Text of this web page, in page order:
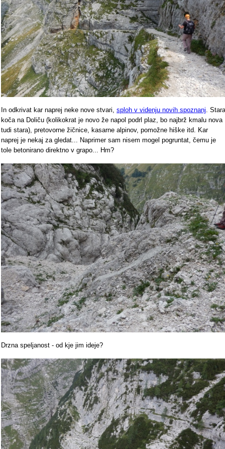
In odkrivat kar naprej neke nove stvari, sploh v videnju novih spoznanj. Stara
koča na Doliču (kolikokrat je novo že napol podrl plaz, bo najbrž kmalu nova
tudi stara), pretovorne žičnice, kasarne alpinov, pomožne hiške itd. Kar
naprej je nekaj za gledat... Naprimer sam nisem mogel pogruntat, čemu je
tole betonirano direktno v grapo... Hm?
Drzna speljanost - od kje jim ideje?